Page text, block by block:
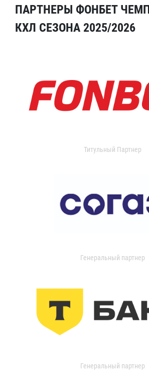
ПАРТНЕРЫ ФОНБЕТ
КХЛ СЕЗОНА 2025/2026
Титульный Партнер
Генеральный партнер
Генеральный партнер